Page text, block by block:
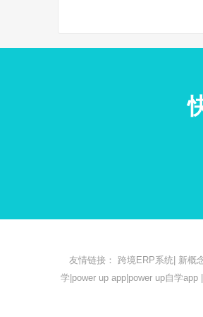
友情链接： 跨境ERP系统| 新概
学|power up app|power up自学app|